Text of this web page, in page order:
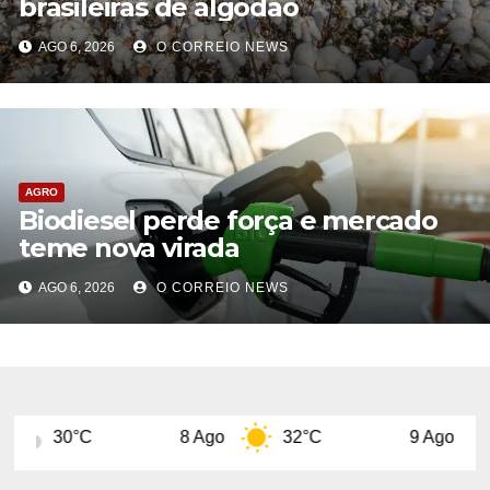
brasileiras de algodão
AGO 6, 2026 O CORREIO NEWS
AGRO
Biodiesel perde força e mercado
teme nova virada
AGO 6, 2026 O CORREIO NEWS
8 Ago 32°C 9 Ago 31°C